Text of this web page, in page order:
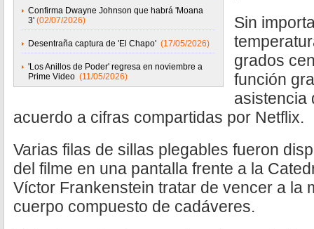
Confirma Dwayne Johnson que habrá 'Moana
3' (02/07/2026)
Desentraña captura de 'El Chapo' (17/05/2026)
'Los Anillos de Poder' regresa en noviembre a
Prime Video (11/05/2026)
Sin
grados
función
asistencia
acuerdo a cifras compartidas por Netflix.
Varias filas de sillas plegables fueron
del filme en una pantalla frente a la
Víctor Frankenstein tratar de vencer a la
cuerpo compuesto de cadáveres.